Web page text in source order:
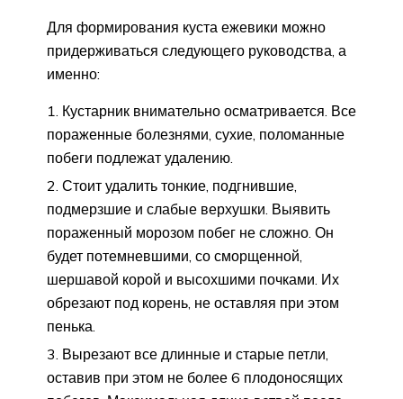
Для формирования куста ежевики можно
придерживаться следующего руководства, а
именно:
Кустарник внимательно осматривается. Все
пораженные болезнями, сухие, поломанные
побеги подлежат удалению.
Стоит удалить тонкие, подгнившие,
подмерзшие и слабые верхушки. Выявить
пораженный морозом побег не сложно. Он
будет потемневшими, со сморщенной,
шершавой корой и высохшими почками. Их
обрезают под корень, не оставляя при этом
пенька.
Вырезают все длинные и старые петли,
оставив при этом не более 6 плодоносящих